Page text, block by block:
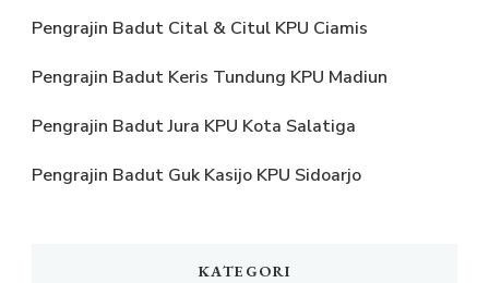
Pengrajin Badut Cital & Citul KPU Ciamis
Pengrajin Badut Keris Tundung KPU Madiun
Pengrajin Badut Jura KPU Kota Salatiga
Pengrajin Badut Guk Kasijo KPU Sidoarjo
KATEGORI